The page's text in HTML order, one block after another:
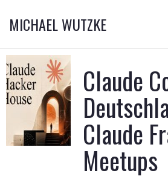
MICHAEL WUTZKE
Claude
Claude
Meetups